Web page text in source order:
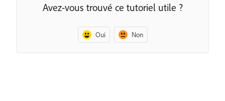
Avez-vous trouvé ce tutoriel utile ?
Oui Non